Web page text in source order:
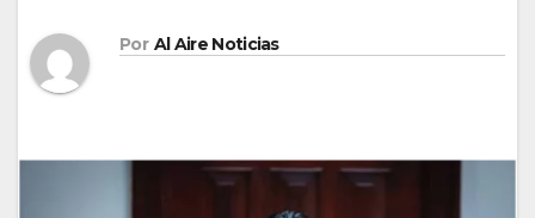
Por Al Aire Noticias